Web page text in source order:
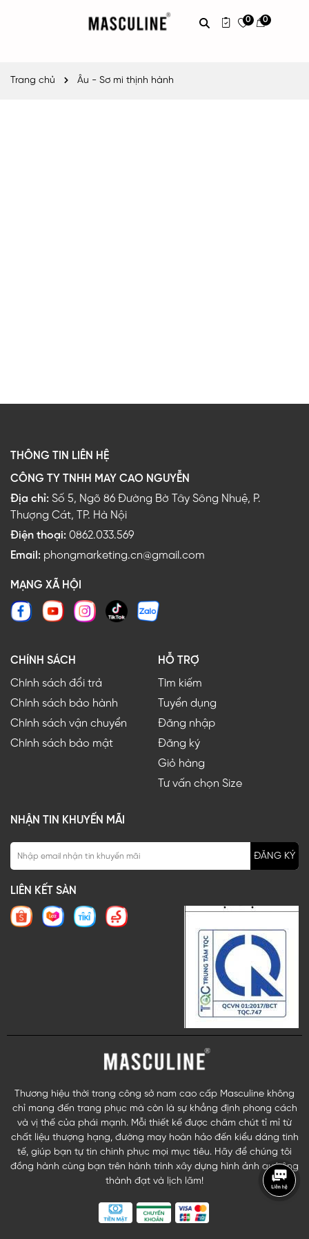
0 0
Trang chủ Âu - Sơ mi thịnh hành
THÔNG TIN LIÊN HỆ
CÔNG TY TNHH MAY CAO NGUYỄN
Địa chỉ: Số 5, Ngõ 86 Đường Bờ Tây Sông Nhuệ, P.
Thượng Cát, TP. Hà Nội
Điện thoại: 0862.033.569
Email: phongmarketing.cn@gmail.com
MẠNG XÃ HỘI
CHÍNH SÁCH
Chính sách đổi trả
Chính sách bảo hành
Chính sách vận chuyển
Chính sách bảo mật
HỖ TRỢ
Tìm kiếm
Tuyển dụng
Đăng nhập
Đăng ký
Giỏ hàng
Tư vấn chọn Size
NHẬN TIN KHUYẾN MÃI
ĐĂNG KÝ
LIÊN KẾT SÀN
Thương hiệu thời trang công sở nam cao cấp Masculine không
chỉ mang đến trang phục mà còn là sự khẳng định phong cách
và vị thế của phái mạnh. Mỗi thiết kế được chăm chút tỉ mỉ từ
chất liệu thượng hạng, đường may hoàn hảo đến kiểu dáng tinh
tế, giúp bạn tự tin chinh phục mọi mục tiêu. Hãy để chúng tôi
đồng hành cùng bạn trên hành trình xây dựng hình ảnh quý ông
thành đạt và lịch lãm!